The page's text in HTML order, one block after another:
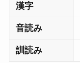
漢字
音読み
訓読み